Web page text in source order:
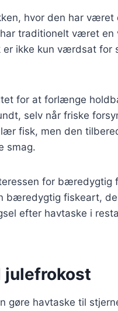
hvor den har været
traditionelt været
ikke kun værdsat for
for at forlænge
selv når friske
fisk, men den
smag.
for bæredygtig
bæredygtig fiskeart,
efter havtaske i
julefrokost
gøre havtaske til